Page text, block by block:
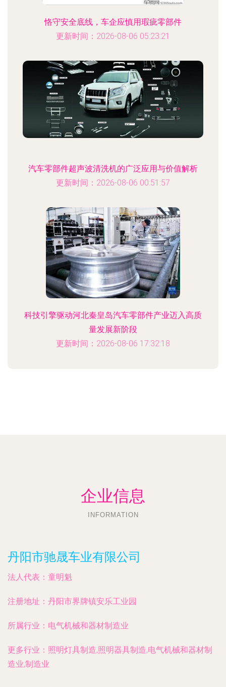
恪守安全底线，车企应慎用瑕疵零部件
更新时间：2026-08-06 05:23:21
汽车零部件超声波清洗机的广泛应用与价值解析
更新时间：2026-08-06 00:51:57
科技引擎驱动河北秦皇岛汽车零部件产业迈入高质
量发展新阶段
更新时间：2026-08-06 17:32:18
企业信息
INFORMATION
丹阳市驰晟车业有限公司
法人代表： 童明魁
注册地址： 丹阳市界牌镇安乐工业园
所属行业： 电气机械和器材制造业
更多行业： 照明灯具制造,照明器具制造,电气机械和器材制
造业,制造业